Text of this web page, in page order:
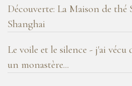
Découverte: La Maison de thé
Shanghai
Le voile et le silence - j'ai vécu
un monastère...